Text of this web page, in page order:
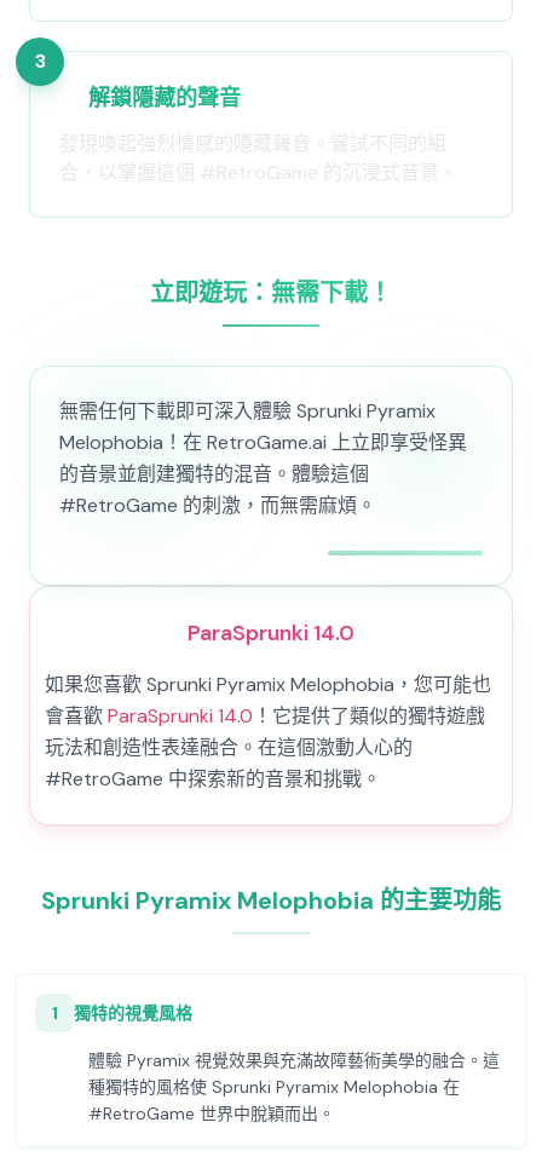
3
解鎖隱藏的聲音
發現喚起強烈情感的隱藏聲音。嘗試不同的組
合，以掌握這個 #RetroGame 的沉浸式音景。
立即遊玩：無需下載！
無需任何下載即可深入體驗 Sprunki Pyramix
Melophobia！在 RetroGame.ai 上立即享受怪異
的音景並創建獨特的混音。體驗這個
#RetroGame 的刺激，而無需麻煩。
ParaSprunki 14.0
如果您喜歡 Sprunki Pyramix Melophobia，您可能也
會喜歡ParaSprunki 14.0 ！它提供了類似的獨特遊戲
玩法和創造性表達融合。在這個激動人心的
#RetroGame 中探索新的音景和挑戰。
Sprunki Pyramix Melophobia 的主要功能
1 獨特的視覺風格
體驗 Pyramix 視覺效果與充滿故障藝術美學的融合。這
種獨特的風格使 Sprunki Pyramix Melophobia 在
#RetroGame 世界中脫穎而出。